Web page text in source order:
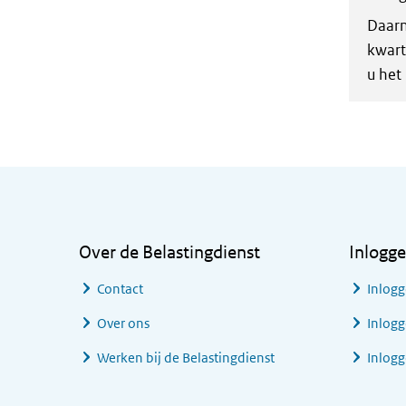
u
Over de Belastingdienst
Contact
Over ons
Werken bij de Belastingdienst